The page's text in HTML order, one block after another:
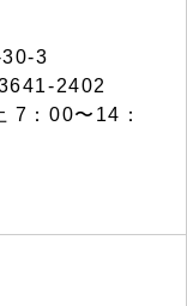
3
2402
：00〜14：